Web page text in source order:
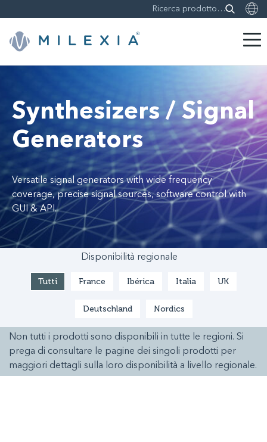
content
Synthesizers / Signal
Generators
Versatile signal generators with wide frequency
coverage, precise signal sources, software control with
GUI & API.
Disponibilità regionale
Tutti France Ibérica Italia UK
Deutschland Nordics
Non tutti i prodotti sono disponibili in tutte le regioni. Si
prega di consultare le pagine dei singoli prodotti per
maggiori dettagli sulla loro disponibilità a livello regionale.